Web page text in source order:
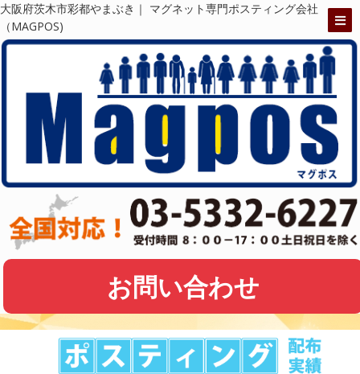
大阪府茨木市彩都やまぶき｜ マグネット専門ポスティング会社
（MAGPOS)
お問い合わせ